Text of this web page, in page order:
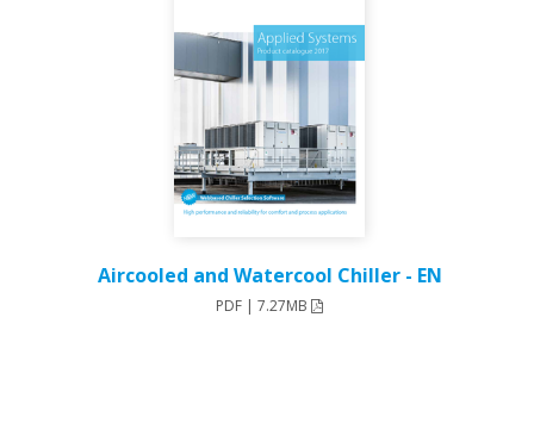
Aircooled and Watercool Chiller - EN
PDF | 7.27MB